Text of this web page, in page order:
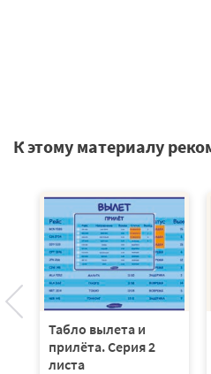
К этому материалу
Табло вылета и
прилёта. Серия 2
листа